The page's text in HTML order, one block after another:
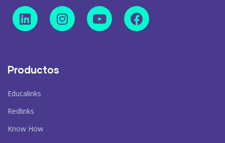
Productos
Educalinks
Redlinks
Know How